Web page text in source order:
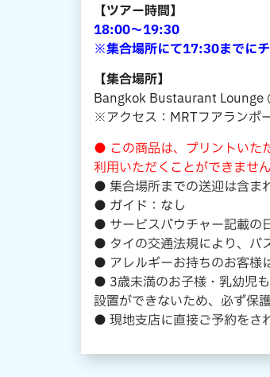
【ツアー時間】
18:00～19:30
※集合場所にて17:30までにチ
【集合場所】
Bangkok Bustaurant Lounge
※アクセス：MRTフアランポ
● この商品は、プリントいた
利用いただくことができません
● 集合場所までの送迎は含ま
● ガイド：なし
● サービスバウチャー記載の
● タイの交通法規により、バ
● アレルギーお持ちのお客様
● 3歳未満のお子様・乳幼児
設置ができないため、必ず保
● 現地支店に直接ご予約をさ